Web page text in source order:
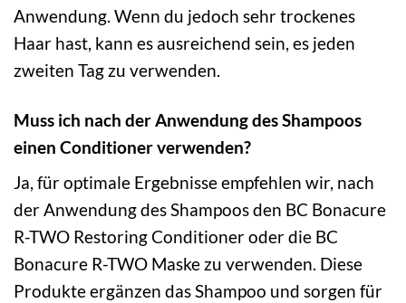
Anwendung. Wenn du jedoch sehr trockenes
Haar hast, kann es ausreichend sein, es jeden
zweiten Tag zu verwenden.
Muss ich nach der Anwendung des Shampoos
einen Conditioner verwenden?
Ja, für optimale Ergebnisse empfehlen wir, nach
der Anwendung des Shampoos den BC Bonacure
R-TWO Restoring Conditioner oder die BC
Bonacure R-TWO Maske zu verwenden. Diese
Produkte ergänzen das Shampoo und sorgen für